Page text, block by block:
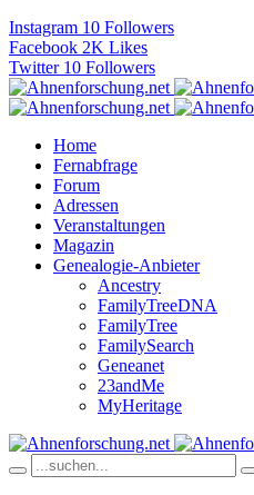
Instagram 10 Followers
Facebook 2K Likes
Twitter 10 Followers
Home
Fernabfrage
Forum
Adressen
Veranstaltungen
Magazin
Genealogie-Anbieter
Ancestry
FamilyTreeDNA
FamilyTree
FamilySearch
Geneanet
23andMe
MyHeritage